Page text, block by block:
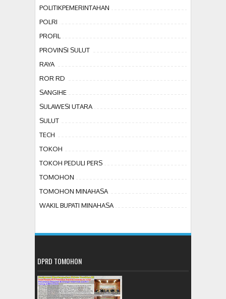
POLITIKPEMERINTAHAN
POLRI
PROFIL
PROVINSI SULUT
RAYA
ROR RD
SANGIHE
SULAWESI UTARA
SULUT
TECH
TOKOH
TOKOH PEDULI PERS
TOMOHON
TOMOHON MINAHASA
WAKIL BUPATI MINAHASA
DPRD TOMOHON